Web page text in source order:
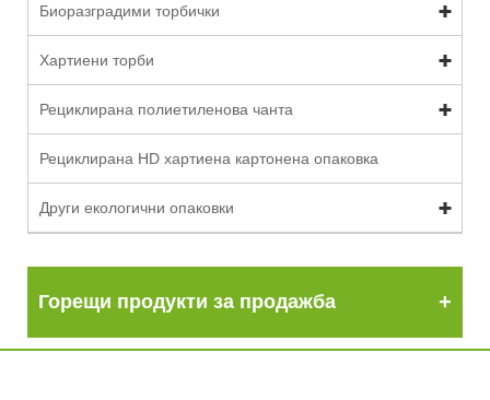
Биоразградими торбички
Хартиени торби
Рециклирана полиетиленова чанта
Рециклирана HD хартиена картонена опаковка
Други екологични опаковки
Горещи продукти за продажба